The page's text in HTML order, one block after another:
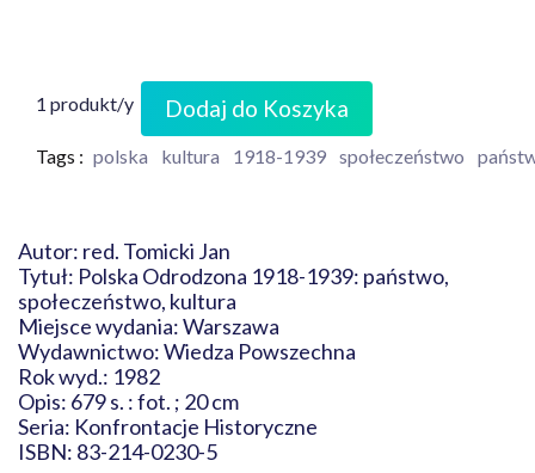
1 produkt/y Dodaj do Koszyka
Tags : polska kultura 1918-1939 społeczeństwo
Autor: red. Tomicki Jan
Tytuł: Polska Odrodzona 1918-1939: państwo,
społeczeństwo, kultura
Miejsce wydania: Warszawa
Wydawnictwo: Wiedza Powszechna
Rok wyd.: 1982
Opis: 679 s. : fot. ; 20 cm
Seria: Konfrontacje Historyczne
ISBN: 83-214-0230-5